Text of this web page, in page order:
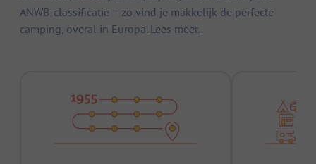
ANWB-classificatie – zo vind je makkelijk de perfecte
camping, overal in Europa. Lees meer.